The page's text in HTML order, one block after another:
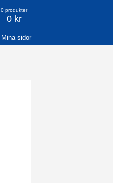
0 produkter
0 kr
Mina sidor